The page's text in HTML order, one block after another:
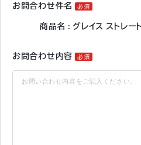
お問合わせ件名 必須
商品名 : グレイス ストレー
お問合わせ内容 必須